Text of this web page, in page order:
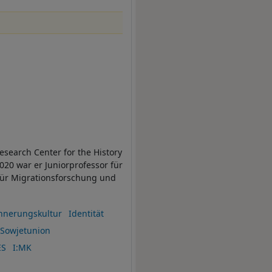
Center for the History
war er Juniorprofessor für
Migrationsforschung und
Identität
Sowjetunion
I:MK